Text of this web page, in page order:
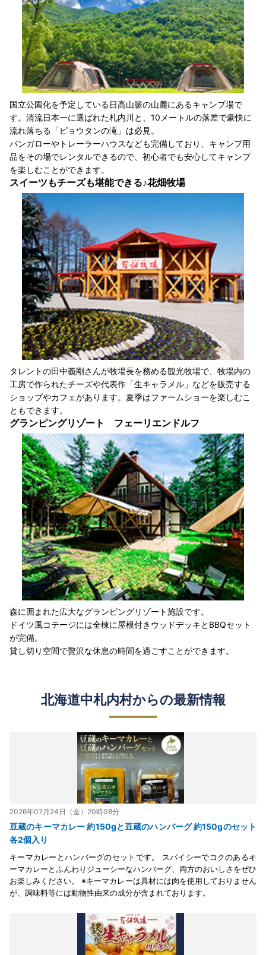
国立公園化を予定している日高山脈の山麓にあるキャンプ場で
す。清流日本一に選ばれた札内川と、10メートルの落差で豪快に
流れ落ちる「ピョウタンの滝」は必見。
バンガローやトレーラーハウスなども完備しており、キャンプ用
品をその場でレンタルできるので、初心者でも安心してキャンプ
を楽しむことができます。
スイーツもチーズも堪能できる♪花畑牧場
タレントの田中義剛さんが牧場長を務める観光牧場で、牧場内の
工房で作られたチーズや代表作「生キャラメル」などを販売する
ショップやカフェがあります。夏季はファームショーを楽しむこ
ともできます。
グランピングリゾート フェーリエンドルフ
森に囲まれた広大なグランピングリゾート施設です。
ドイツ風コテージには全棟に屋根付きウッドデッキとBBQセット
が完備。
貸し切り空間で贅沢な休息の時間を過ごすことができます。
北海道中札内村からの最新情報
2026年07月24日（金）20時08分
豆蔵のキーマカレー 約150gと豆蔵のハンバーグ 約150gのセット
各2個入り
キーマカレーとハンバーグのセットです。 スパイシーでコクのあるキ
ーマカレーとふんわりジューシーなハンバーグ、両方のおいしさをぜひ
お楽しみください。 ※キーマカレーは具材には肉を使用しておりません
が、調味料等には動物性由来の成分が含まれております。